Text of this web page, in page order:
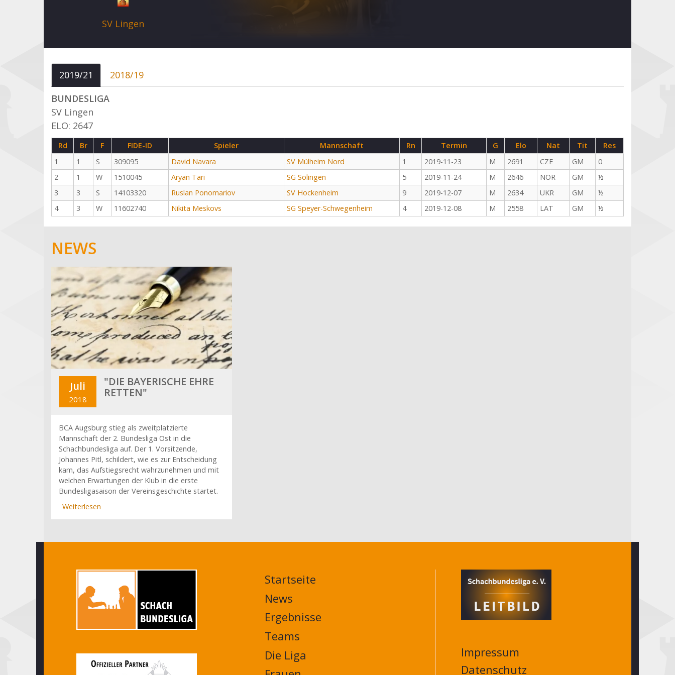
SV Lingen
2019/21
2018/19
BUNDESLIGA
SV Lingen
ELO: 2647
Rd Br F FIDE-ID Spieler Mannschaft Rn Termin G Elo Nat Tit
Res
1
1 S 309095 David Navara SV Mülheim Nord 1 2019-11-23 M 2691 CZE GM
0
2
1 W 1510045 Aryan Tari SG Solingen 5 2019-11-24 M 2646 NOR GM
½
3
3 S 14103320 Ruslan Ponomariov SV Hockenheim 9 2019-12-07 M 2634 UKR GM
½
4
3 W 11602740 Nikita Meskovs SG Speyer-Schwegenheim 4 2019-12-08 M 2558 LAT GM ½
NEWS
Juli
2018
"DIE BAYERISCHE EHRE
RETTEN"
BCA Augsburg stieg als zweitplatzierte
Mannschaft der 2. Bundesliga Ost in die
Schachbundesliga auf. Der 1. Vorsitzende,
Johannes Pitl, schildert, wie es zur Entscheidung
kam, das Aufstiegsrecht wahrzunehmen und mit
welchen Erwartungen der Klub in die erste
Bundesligasaison der Vereinsgeschichte startet.
Weiterlesen
MAIN
NAVIGATION
FOOTER
Startseite
News
Ergebnisse
Teams
Die Liga
Impressum
Datenschutz